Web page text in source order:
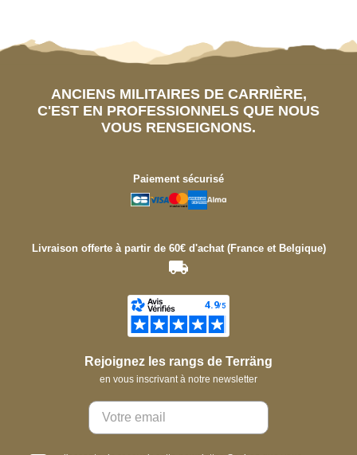
ANCIENS MILITAIRES DE CARRIÈRE,
C'EST EN PROFESSIONNELS QUE NOUS
VOUS RENSEIGNONS.
Paiement sécurisé
Livraison offerte à partir de 60€ d'achat (France et Belgique)
Rejoignez les rangs de Terräng
en vous inscrivant à notre newsletter